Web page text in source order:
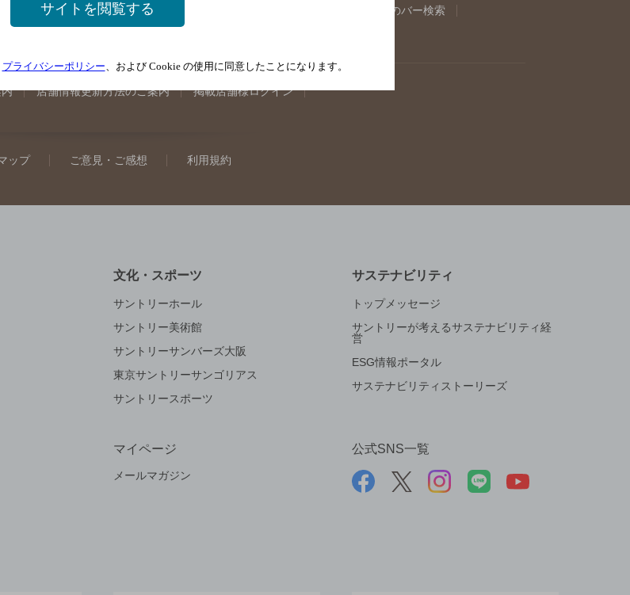
高知県のバー検索 福岡県のバー検索
佐賀県のバー検索
店舗情報更新方法のご案内 掲載店舗様ログイン
ップ ご意見・ご感想 利用規約
文化・スポーツ
サントリーホール
サントリー美術館
サントリーサンバーズ大阪
東京サントリーサンゴリアス
サントリースポーツ
サステナビリティ
トップメッセージ
サントリーが考えるサステナビリティ経
営
ESG情報ポータル
サステナビリティストーリーズ
マイページ
メールマガジン
公式SNS一覧
サイトを閲覧する
プライバシーポリシー、および Cookie の使用に同意したことになります。